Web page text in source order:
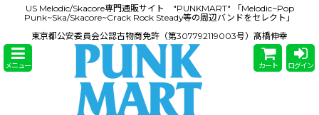
US Melodic/Skacore専門通販サイト "PUNKMART" 「Melodic~Pop
Punk~Ska/Skacore~Crack Rock Steady等の周辺バンドをセレクト」
東京都公安委員会公認古物商免許（第307792119003号）髙橋伸幸
メニュー カート ログイン